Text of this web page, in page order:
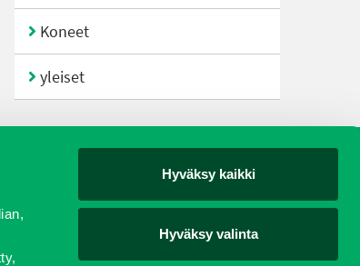
Hyväksy kaikki
Hyväksy valinta
Koneet
yleiset